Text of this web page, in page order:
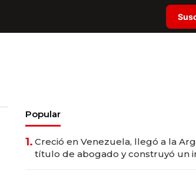
Popular
1. Creció en Venezuela, llegó a la
título de abogado y construyó un